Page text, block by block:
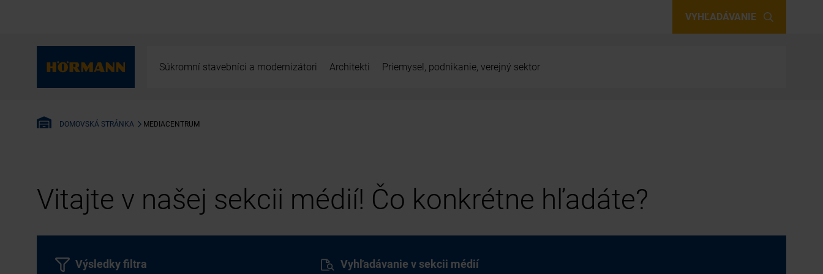
VYHĽADÁVANIE
Súkromní stavebníci a modernizátori Architekti Priemysel, podnikanie, verejný sektor
DOMOVSKÁ STRÁNKA MEDIACENTRUM
Vitajte v našej sekcii médií! Čo konkrétne hľadáte?
Vyhľadávanie v sekcii médií
Výsledky filtra